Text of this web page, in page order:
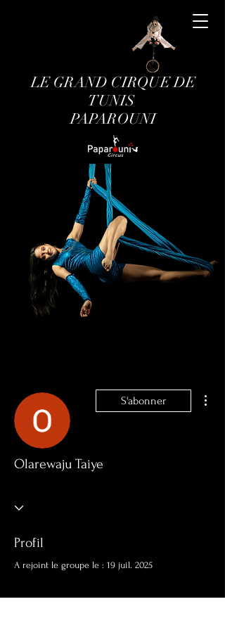
LE GRAND CIRQUE DE
TUNIS
PAPAROUNI
S'abonner
Olarewaju Taiye
Profil
A rejoint le groupe le : 19 juil. 2025